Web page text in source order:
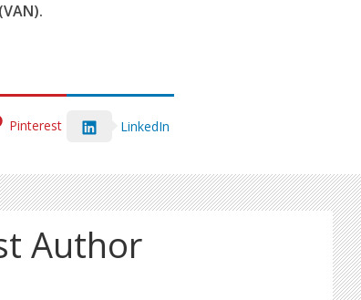
(VAN).
Pinterest LinkedIn
Author